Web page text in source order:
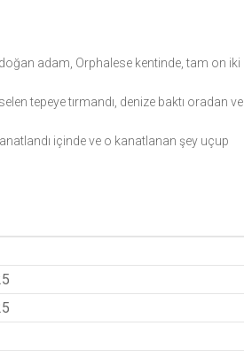
adam, Orphalese kentinde, tam on iki
tepeye tırmandı, denize baktı oradan ve
içinde ve o kanatlanan şey uçup